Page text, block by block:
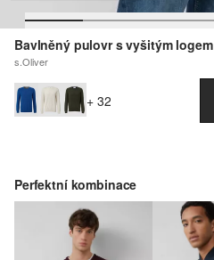
Bavlněný pulovr s vyšitým logem
s.Oliver
+ 32
Perfektní kombinace